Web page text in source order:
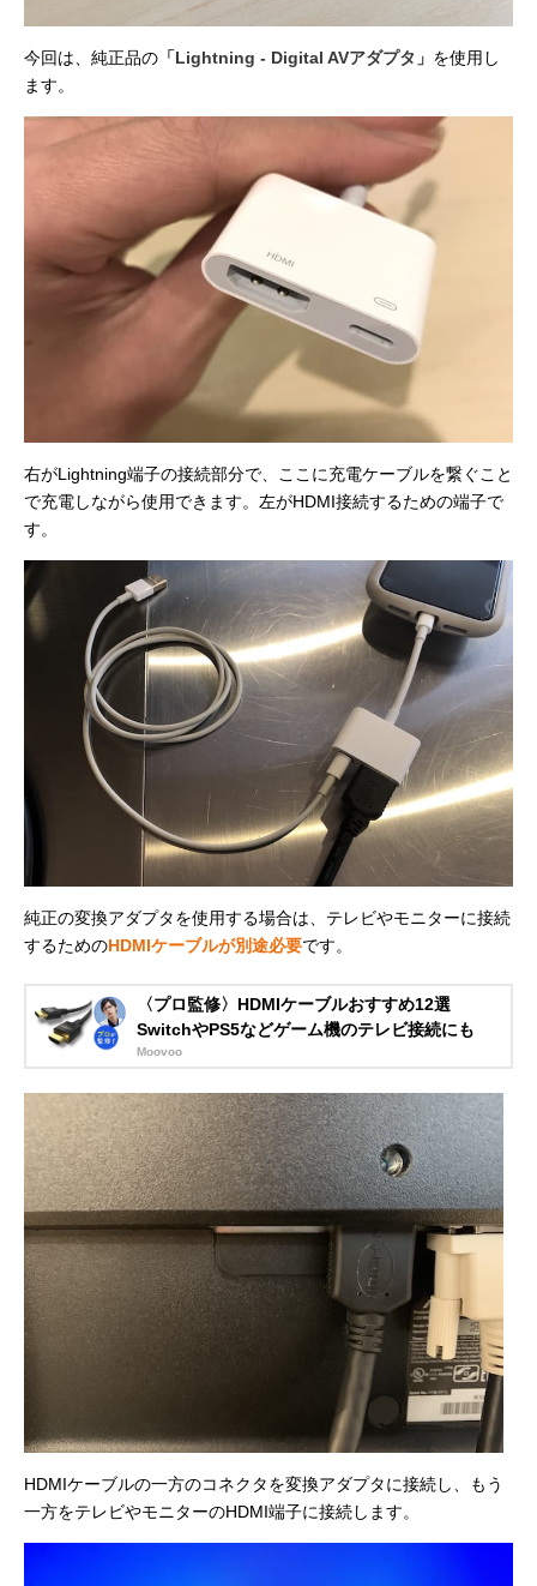
今回は、純正品の 「Lightning - Digital AVアダプタ」 を使用し
ます。
右がLightning端子の接続部分で、ここに充電ケーブルを繋ぐこと
で充電しながら使用できます。左がHDMI接続するための端子で
す。
純正の変換アダプタを使用する場合は、テレビやモニターに接続
するためのHDMIケーブルが別途必要です。
〈プロ監修〉HDMIケーブルおすすめ12選
SwitchやPS5などゲーム機のテレビ接続にも
Moovoo
HDMIケーブルの一方のコネクタを変換アダプタに接続し、もう
一方をテレビやモニターのHDMI端子に接続します。